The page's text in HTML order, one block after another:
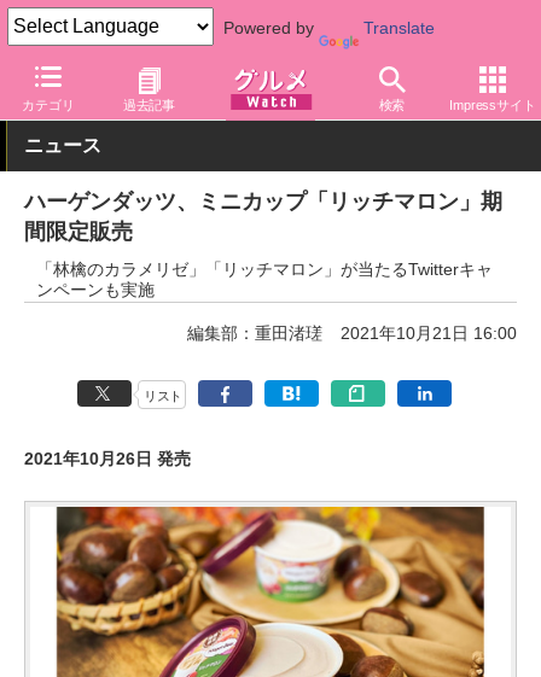
Powered by Translate
カテゴリ 過去記事 検索 Impressサイト
グルメ Watch 菓子・スイーツ アイスクリーム
ニュース
ハーゲンダッツ、ミニカップ「リッチマロン」期
間限定販売
「林檎のカラメリゼ」「リッチマロン」が当たるTwitterキャ
ンペーンも実施
編集部：重田渚瑳 2021年10月21日 16:00
リスト
2021年10月26日 発売